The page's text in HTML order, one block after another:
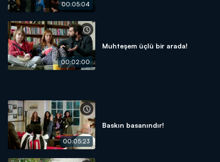
00:05:04
00:02:00
Muhteşem üçlü bir arada!
00:05:23
Baskın basanındır!